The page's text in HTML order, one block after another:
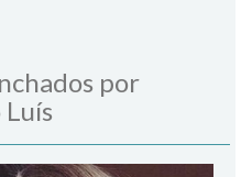
por
Luís